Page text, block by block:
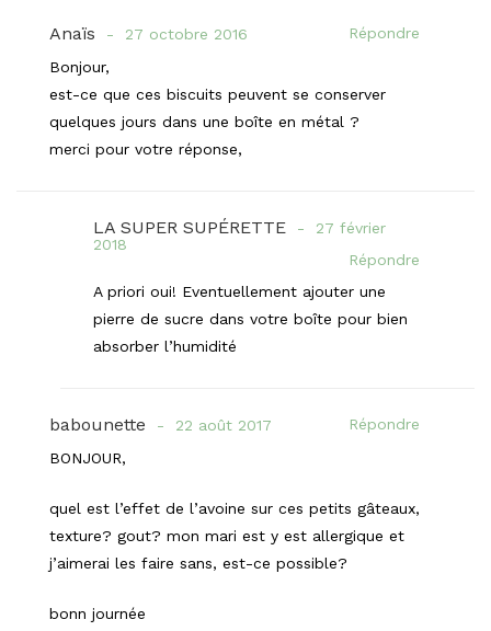
Anaïs 27 octobre 2016
Répondre
Bonjour,
est-ce que ces biscuits peuvent se conserver
quelques jours dans une boîte en métal ?
merci pour votre réponse,
LA SUPER SUPÉRETTE
27 février
2018
Répondre
A priori oui! Eventuellement ajouter une
pierre de sucre dans votre boîte pour bien
absorber l’humidité
babounette 22 août 2017
Répondre
BONJOUR,
quel est l’effet de l’avoine sur ces petits gâteaux,
texture? gout? mon mari est y est allergique et
j’aimerai les faire sans, est-ce possible?
bonn journée